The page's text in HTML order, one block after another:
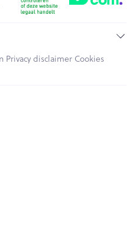
Privacy disclaimer Cookies